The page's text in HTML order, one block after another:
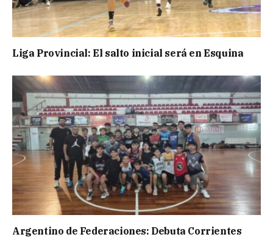
Liga Provincial: El salto inicial será en Esquina
Argentino de Federaciones: Debuta Corrientes